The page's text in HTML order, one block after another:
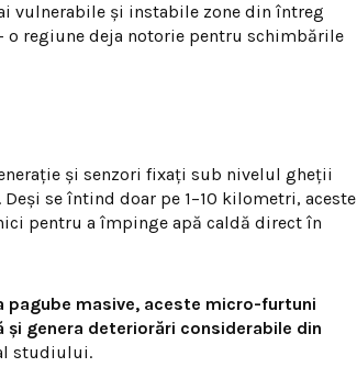
vulnerabile și instabile zone din întreg
o regiune deja notorie pentru schimbările
și senzori fixați sub nivelul gheții
se întind doar pe 1–10 kilometri, aceste
pentru a împinge apă caldă direct în
pagube masive, aceste micro-furtuni
genera deteriorări considerabile din
studiului.